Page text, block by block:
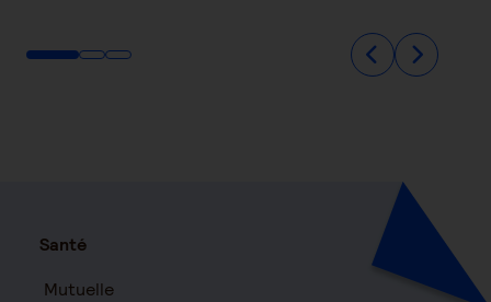
Santé
Mutuelle